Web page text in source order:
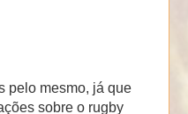
pelo mesmo, já que
sobre o rugby